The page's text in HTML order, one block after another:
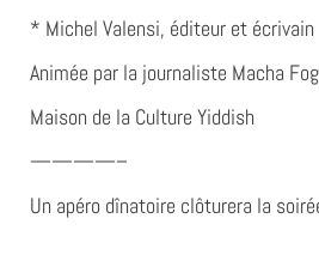
* Michel Valensi, éditeur et écrivain
Animée par la journaliste Macha
Maison de la Culture Yiddish
————–
Un apéro dînatoire clôturera la